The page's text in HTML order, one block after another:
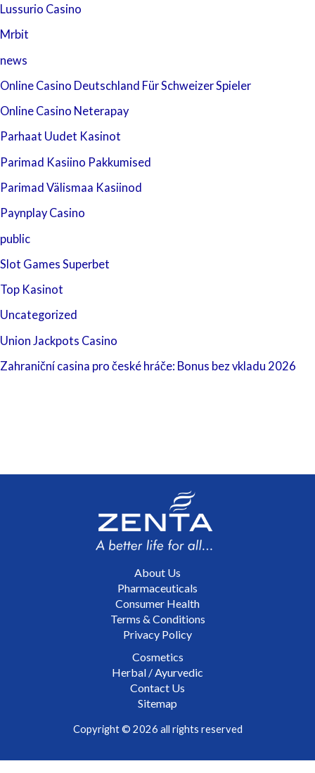
Lussurio Casino
Mrbit
news
Online Casino Deutschland Für Schweizer Spieler
Online Casino Neterapay
Parhaat Uudet Kasinot
Parimad Kasiino Pakkumised
Parimad Välismaa Kasiinod
Paynplay Casino
public
Slot Games Superbet
Top Kasinot
Uncategorized
Union Jackpots Casino
Zahraniční casina pro české hráče: Bonus bez vkladu 2026
About Us
Pharmaceuticals
Consumer Health
Terms & Conditions
Privacy Policy
Cosmetics
Herbal / Ayurvedic
Contact Us
Sitemap
Copyright © 2026 all rights reserved